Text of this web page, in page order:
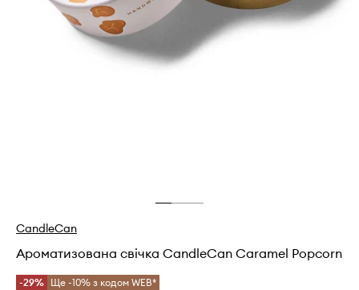
CandleCan
Ароматизована свічка CandleCan Caramel Popcorn
-29% Ще -10% з кодом WEB*